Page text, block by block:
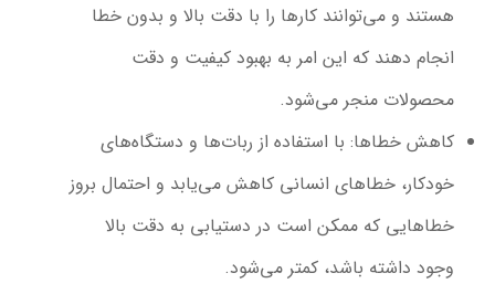
هستند و می‌توانند کارها را با دقت بالا و بدون خطا
انجام دهند که این امر به بهبود کیفیت و دقت
محصولات منجر می‌شود.
کاهش خطاها: با استفاده از ربات‌ها و دستگاه‌های
خودکار، خطاهای انسانی کاهش می‌یابد و احتمال بروز
خطاهایی که ممکن است در دستیابی به دقت بالا
وجود داشته باشد، کمتر می‌شود.